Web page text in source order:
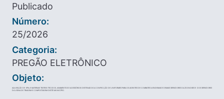
Publicado
Número:
25/2026
Categoria:
PREGÃO ELETRÔNICO
Objeto:
AQUISIÇÃO DE EPIs E MATERIAIS TEXTEIS (TECIDOS, AVIAMENTOS E ACESSÓRIOS) DESTINADOS A CONFECÇÃO DE UNIFORMES PARA OS AGENTES DE COMBATES A ENDEMIAS E DEMAIS SERVIDORES DA ZOONOSES E DOS SERVIDORES
DA USINA DE TRIAGEM E COMPOSTAGEM DESTE MUNICÍPIO.